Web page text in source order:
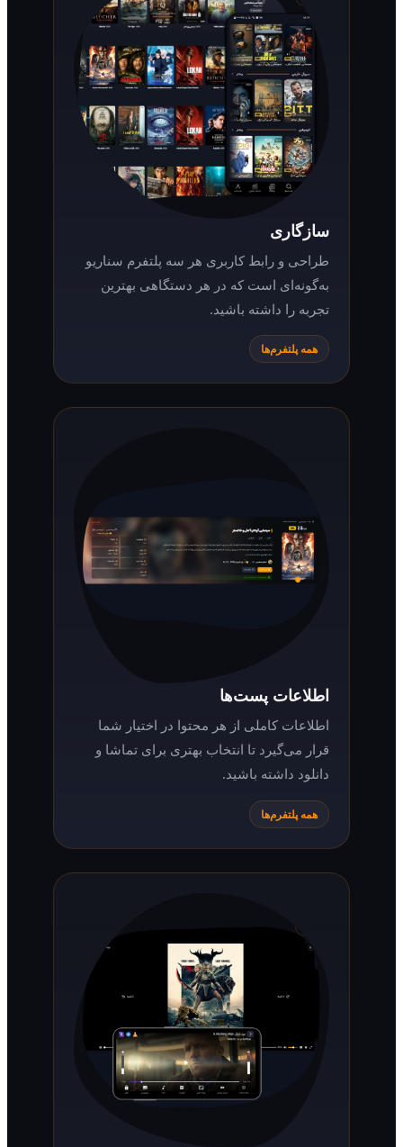
طراحی و رابط کاربری هر سه پلتفرم سناریو
به‌گونه‌ای است که در هر دستگاهی بهترین
تجربه را داشته باشید.
همه پلتفرم‌ها
اطلاعات پست‌ها
اطلاعات کاملی از هر محتوا در اختیار شما
قرار می‌گیرد تا انتخاب بهتری برای تماشا و
دانلود داشته باشید.
همه پلتفرم‌ها